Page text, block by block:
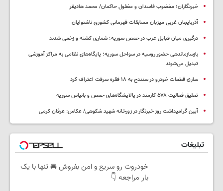
خبرنگاران؛ مغضوب فاسدان و مغفول حاکمان/ محمد هادیفر
آذربایجان غربی میزبان مسابقات قهرمانی کشوری ناشنوایان
درگیری میان قبایل عرب در حمص سوریه؛ شماری کشته و زخمی شدند
بازسازماندهی حضور روسیه در سواحل سوریه؛ پایگاه‌های نظامی به مراکز آموزشی
تبدیل می‌شوند
سارق قطعات خودرو در سنندج به ۱۸ فقره سرقت اعتراف کرد
تعلیق فعالیت ۵۷۸ کارمند در پالایشگاه‌های حمص و بانیاس سوریه
آیین گرامیداشت روز خبرنگار در زورخانه شهید شکوهی/ عکاس: عرفان کرمی
تبلیغات
خودروت رو سریع و امن بفروش 🚘 تنها با یک
بار مراجعه 👇